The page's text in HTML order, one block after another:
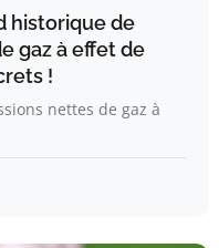
historique de
gaz à effet de
!
nettes de gaz à